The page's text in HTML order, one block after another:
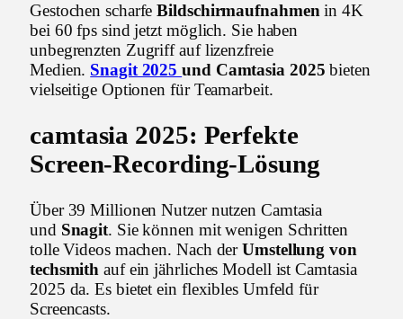
Gestochen scharfeBildschirmaufnahmenin 4K
bei 60 fps sind jetzt möglich. Sie haben
unbegrenzten Zugriff auf lizenzfreie
Medien. Snagit 2025und Camtasia 2025 bieten
vielseitige Optionen für Teamarbeit.
camtasia 2025: Perfekte
Screen-Recording-Lösung
Über 39 Millionen Nutzer nutzen Camtasia
und Snagit. Sie können mit wenigen Schritten
tolle Videos machen. Nach derUmstellung von
techsmith auf ein jährliches Modell ist Camtasia
2025 da. Es bietet ein flexibles Umfeld für
Screencasts.